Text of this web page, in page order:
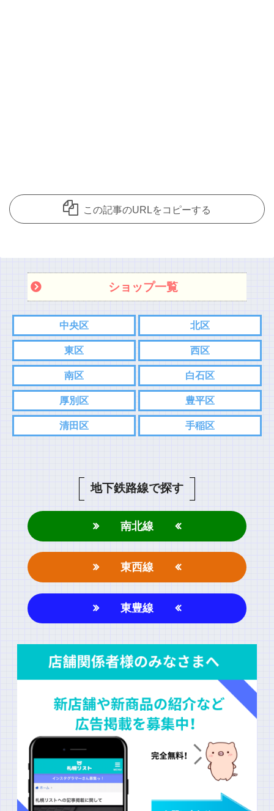
この記事のURLをコピーする
ショップ一覧
中央区 北区
東区 西区
南区 白石区
厚別区 豊平区
清田区 手稲区
地下鉄路線で探す
南北線
東西線
東豊線